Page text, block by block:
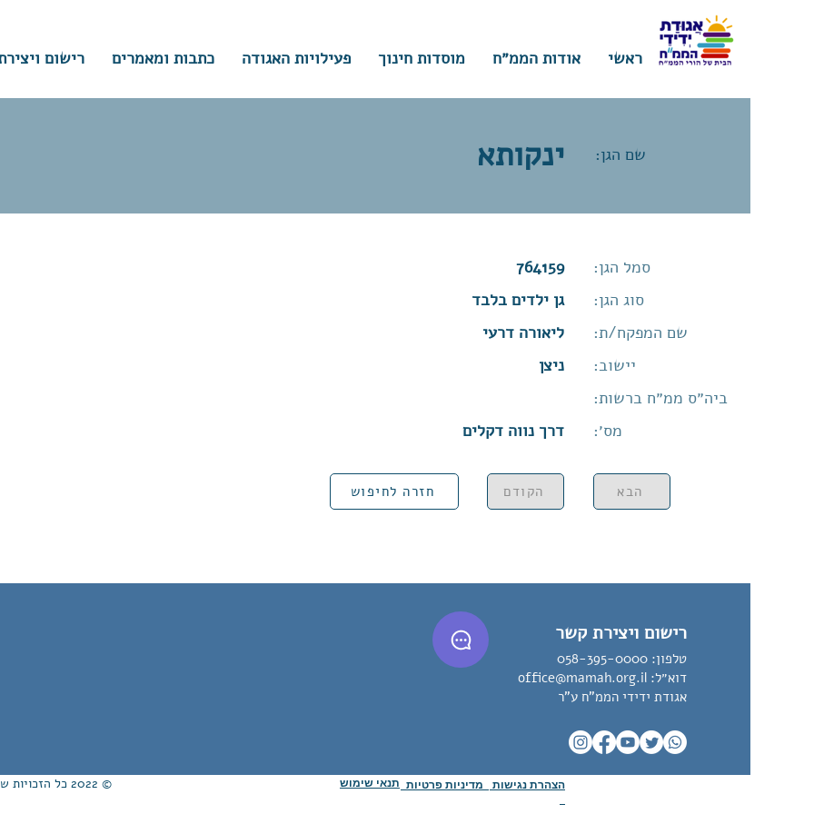
ראשי אודות הממ״ח מוסדות חינוך פעילויות האגודה כתבות ומאמרים רישום
שם הגן: ינקותא
סמל הגן:
764159
סוג הגן:
גן ילדים בלבד
שם המפקח/ת:
ליאורה דרעי
יישוב:
ניצן
ביה״ס ממ״ח ברשות:
מס׳:
דרך נווה דקלים
הבא הקודם חזרה לחיפוש
רישום ויצירת קשר
טלפון: 058-395-0000
דוא״ל: office@mamah.org.il
אגודת ידידי הממ"ח ע"ר
© 2022 כל הזכויות שמורות לאגודת ידידי הממ״ח ע"ר. Proudly created with הצהרת נגישות מדיניות פרטיות תנאי שימוש